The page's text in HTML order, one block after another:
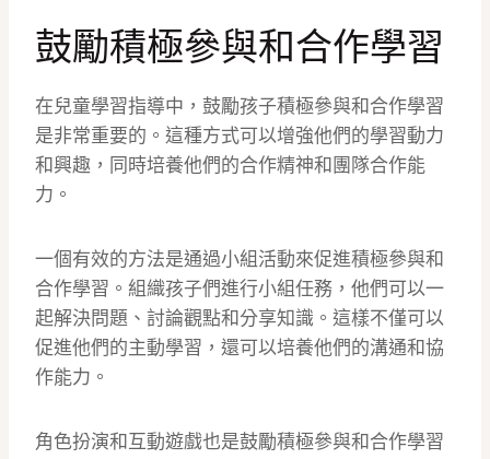
鼓勵積極參與和合作學習
在兒童學習指導中，鼓勵孩子積極參與和合作學習
是非常重要的。這種方式可以增強他們的學習動力
和興趣，同時培養他們的合作精神和團隊合作能
力。
一個有效的方法是通過小組活動來促進積極參與和
合作學習。組織孩子們進行小組任務，他們可以一
起解決問題、討論觀點和分享知識。這樣不僅可以
促進他們的主動學習，還可以培養他們的溝通和協
作能力。
角色扮演和互動遊戲也是鼓勵積極參與和合作學習